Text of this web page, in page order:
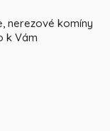
nerezové komíny
k Vám